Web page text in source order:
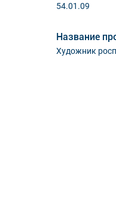
54.01.09
Название
Художник